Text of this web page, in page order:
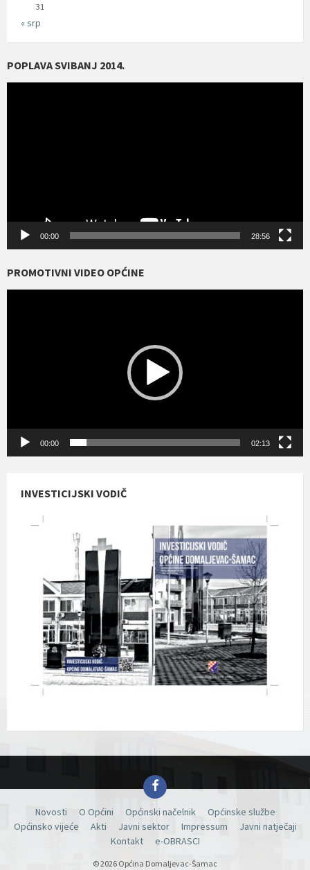
31
« srp
POPLAVA SVIBANJ 2014.
00:00 28:56
PROMOTIVNI VIDEO OPĆINE
00:00 02:13
INVESTICIJSKI VODIČ
Facebook
Novosti O Općini Općinski načelnik
Općinske službe
Općinsko vijeće
Akti Javni sektor Impressum
Javni natječaji
Kontakt
e-OBRASCI
© 2026 Općina Domaljevac-Šamac